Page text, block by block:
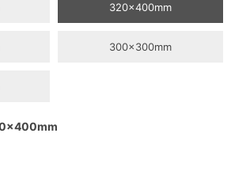
320×400mm
300×300mm